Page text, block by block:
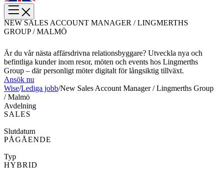
NEW SALES ACCOUNT MANAGER / LINGMERTHS
GROUP / MALMÖ
Är du vår nästa affärsdrivna relationsbyggare? Utveckla nya och
befintliga kunder inom resor, möten och events hos Lingmerths
Group – där personligt möter digitalt för långsiktig tillväxt.
Ansök nu
Wise/Lediga jobb/New Sales Account Manager / Lingmerths Group
/ Malmö
Avdelning
SALES
Slutdatum
PÅGÅENDE
Typ
HYBRID